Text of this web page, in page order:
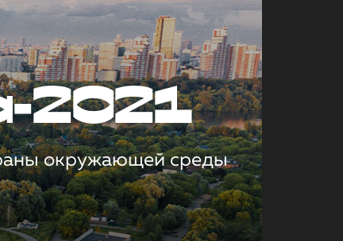
2021
окружающей среды